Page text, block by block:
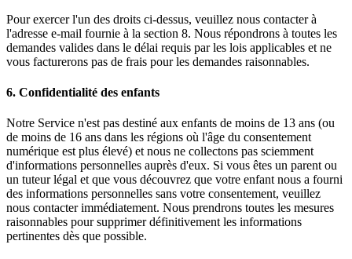
Pour exercer l'un des droits ci-dessus, veuillez nous contacter à
l'adresse e-mail fournie à la section 8. Nous répondrons à toutes les
demandes valides dans le délai requis par les lois applicables et ne
vous facturerons pas de frais pour les demandes raisonnables.
6. Confidentialité des enfants
Notre Service n'est pas destiné aux enfants de moins de 13 ans (ou
de moins de 16 ans dans les régions où l'âge du consentement
numérique est plus élevé) et nous ne collectons pas sciemment
d'informations personnelles auprès d'eux. Si vous êtes un parent ou
un tuteur légal et que vous découvrez que votre enfant nous a fourni
des informations personnelles sans votre consentement, veuillez
nous contacter immédiatement. Nous prendrons toutes les mesures
raisonnables pour supprimer définitivement les informations
pertinentes dès que possible.